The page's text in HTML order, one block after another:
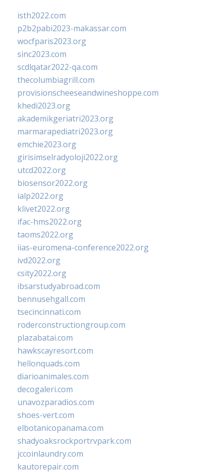
isth2022.com
p2b2pabi2023-makassar.com
wocfparis2023.org
sinc2023.com
scdlqatar2022-qa.com
thecolumbiagrill.com
provisionscheeseandwineshoppe.com
khedi2023.org
akademikgeriatri2023.org
marmarapediatri2023.org
emchie2023.org
girisimselradyoloji2022.org
utcd2022.org
biosensor2022.org
ialp2022.org
klivet2022.org
ifac-hms2022.org
taoms2022.org
iias-euromena-conference2022.org
ivd2022.org
csity2022.org
ibsarstudyabroad.com
bennusehgall.com
tsecincinnati.com
roderconstructiongroup.com
plazabatai.com
hawkscayresort.com
hellonquads.com
diarioanimales.com
decogaleri.com
unavozparadios.com
shoes-vert.com
elbotanicopanama.com
shadyoaksrockportrvpark.com
jccoinlaundry.com
kautorepair.com